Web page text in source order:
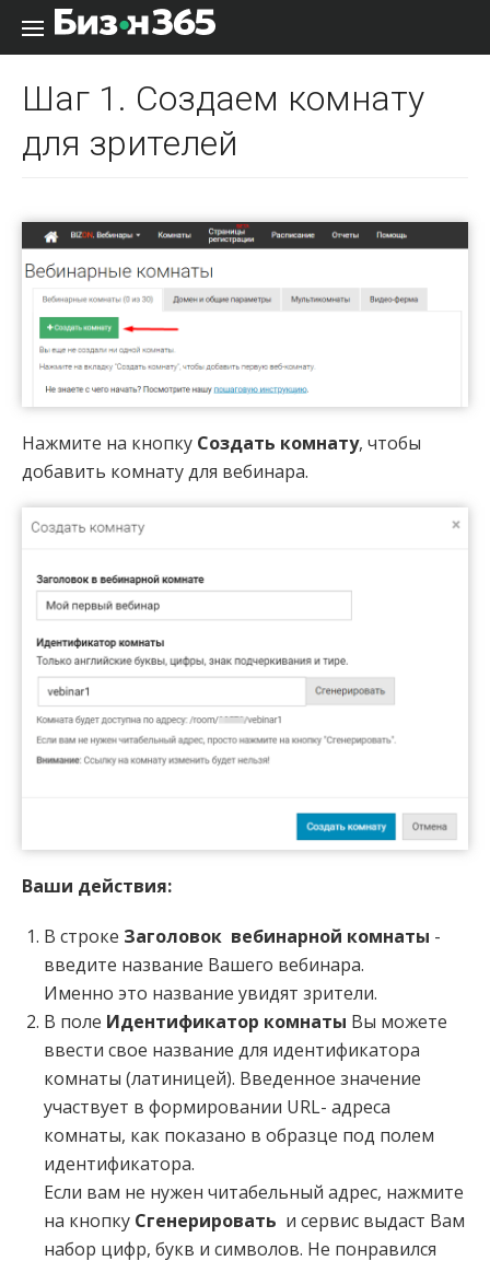
Перейти к содержанию
Шаг 1. Создаем комнату
для зрителей
Нажмите на кнопку Создать комнату, чтобы
добавить комнату для вебинара.
Ваши действия:
В строке Заголовок вебинарной комнаты -
введите название Вашего вебинара.
Именно это название увидят зрители.
В поле Идентификатор комнаты Вы можете
ввести свое название для идентификатора
комнаты (латиницей). Введенное значение
участвует в формировании URL- адреса
комнаты, как показано в образце под полем
идентификатора.
Если вам не нужен читабельный адрес, нажмите
на кнопку Сгенерировать и сервис выдаст Вам
набор цифр, букв и символов. Не понравился